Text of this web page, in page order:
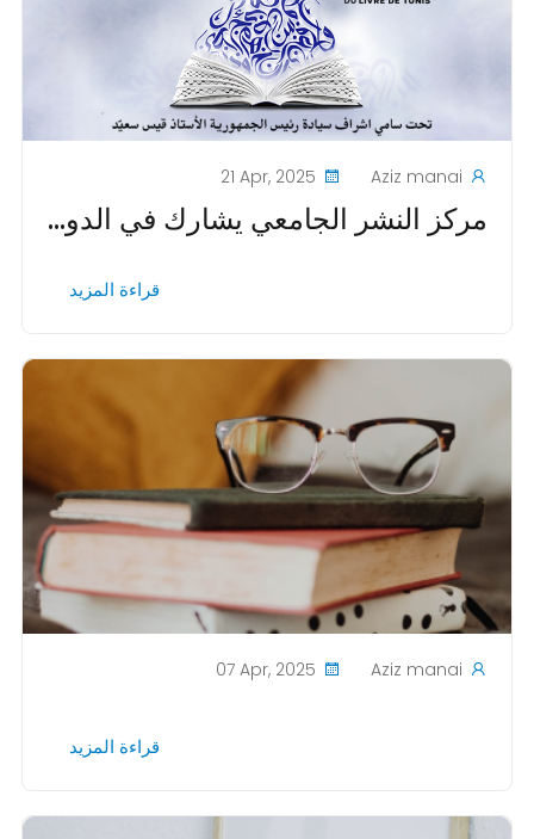
Aziz manai
21 Apr, 2025
مركز النشر الجامعي يشارك في الدورة 39 من المعرض الدولي للكتاب بتونس
قراءة المزيد
Aziz manai
07 Apr, 2025
قراءة المزيد